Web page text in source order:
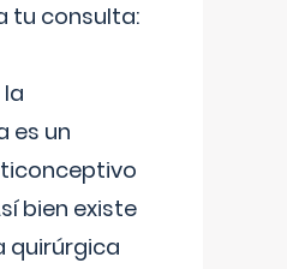
tu consulta:
es un
bien existe
quirúrgica